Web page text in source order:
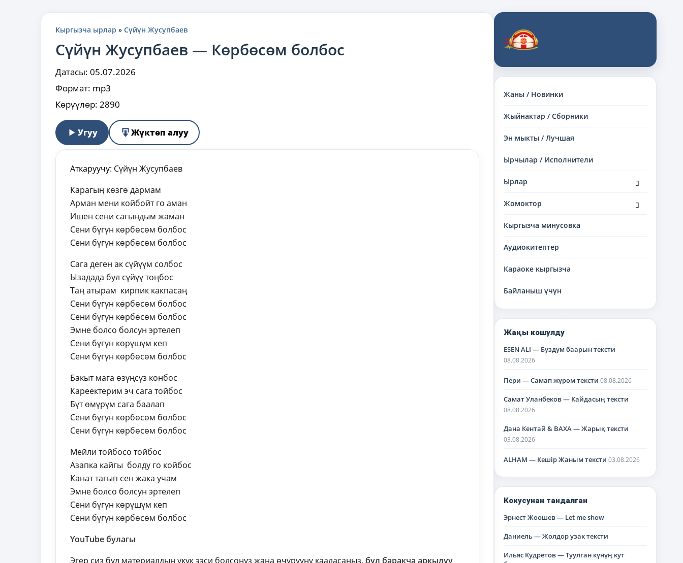
Жаны / Новинки
Жыйнактар / Сборники
Эн мыкты / Лучшая
Ырчылар / Исполнители
Ырлар
дочернее
Жомоктор
дочернее
Кыргызча минусовка
Аудиокитептер
Караоке кыргызча
Байланыш үчүн
Жаңы кошулду
ESEN ALI — Буздум баарын тексти
08.08.2026
Пери — Самап жүрөм тексти 08.08.2026
Самат Уланбеков — Кайдасың тексти
08.08.2026
Дана Кентай & BAXA — Жарық тексти
03.08.2026
ALHAM — Кешір Жаным тексти 03.08.2026
Кокусунан тандалган
Эрнест Жоошев — Let me show
Даниель — Жолдор узак тексти
Ильяс Кудретов — Туулган күнүң кут
Кыргызча ырлар » Сүйүн Жусупбаев
Сүйүн Жусупбаев — Көрбөсөм болбос
Датасы: 05.07.2026
Формат: mp3
Көрүүлөр: 2890
Угуу Жүктөп алуу
Аткаруучу: Сүйүн Жусупбаев
Карагың көзгө дармам
Арман мени койбойт го аман
Ишен сени сагындым жаман
Сени бүгүн көрбөсөм болбос
Сени бүгүн көрбөсөм болбос
Сага деген ак сүйүүм солбос
Ызадада бул сүйүү тоңбос
Таң атырам кирпик какпасаң
Сени бүгүн көрбөсөм болбос
Сени бүгүн көрбөсөм болбос
Эмне болсо болсун эртелеп
Сени бүгүн көрүшүм кеп
Сени бүгүн көрбөсөм болбос
Бакыт мага өзүңсүз конбос
Кареектерим эч сага тойбос
Бүт өмүрүм сага баалап
Сени бүгүн көрбөсөм болбос
Сени бүгүн көрбөсөм болбос
Мейли тойбосо тойбос
Азапка кайгы болду го койбос
Канат тагып сен жака учам
Эмне болсо болсун эртелеп
Сени бүгүн көрүшүм кеп
Сени бүгүн көрбөсөм болбос
YouTube булагы
Эгер сиз бул материалдын укук ээси болсоңуз жана өчүрүүнү кааласаңыз, бул баракча аркылуу